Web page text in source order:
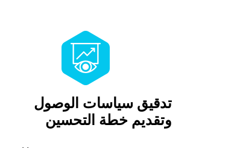
تدقيق سياسات الوصول
وتقديم خطة التحسين